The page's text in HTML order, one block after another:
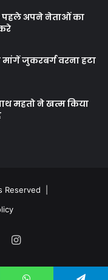
पहले अपने नेताओं का
जुकरबर्ग वरना हटा
नाथ महतो ने खत्म किया
Reserved |
Instagram